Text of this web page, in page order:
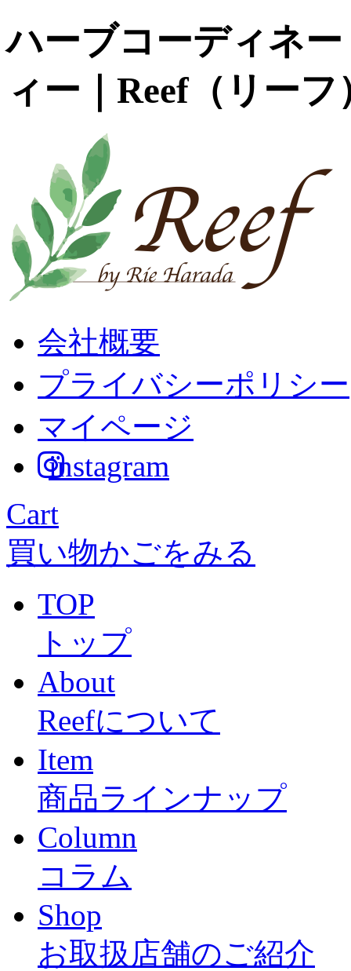
ハーブコーディネ
ィー｜Reef（リーフ
会社概要
プライバシーポリシー
マイページ
instagram
Cart
買い物かごをみる
TOP
トップ
About
Reefについて
Item
商品ラインナップ
Column
コラム
Shop
お取扱店舗のご紹介